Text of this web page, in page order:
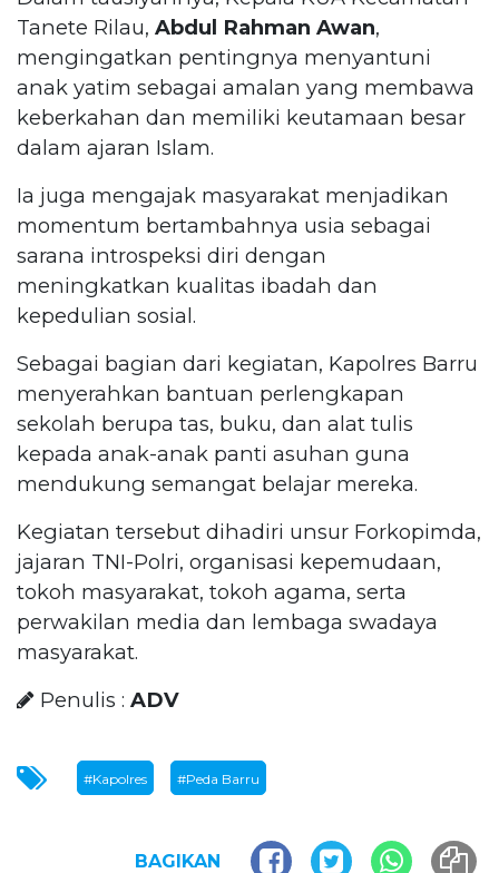
Tanete Rilau, Abdul Rahman Awan,
mengingatkan pentingnya menyantuni
anak yatim sebagai amalan yang membawa
keberkahan dan memiliki keutamaan besar
dalam ajaran Islam.
Ia juga mengajak masyarakat menjadikan
momentum bertambahnya usia sebagai
sarana introspeksi diri dengan
meningkatkan kualitas ibadah dan
kepedulian sosial.
Sebagai bagian dari kegiatan, Kapolres Barru
menyerahkan bantuan perlengkapan
sekolah berupa tas, buku, dan alat tulis
kepada anak-anak panti asuhan guna
mendukung semangat belajar mereka.
Kegiatan tersebut dihadiri unsur Forkopimda,
jajaran TNI-Polri, organisasi kepemudaan,
tokoh masyarakat, tokoh agama, serta
perwakilan media dan lembaga swadaya
masyarakat.
Penulis : ADV
#Kapolres #Peda Barru
BAGIKAN